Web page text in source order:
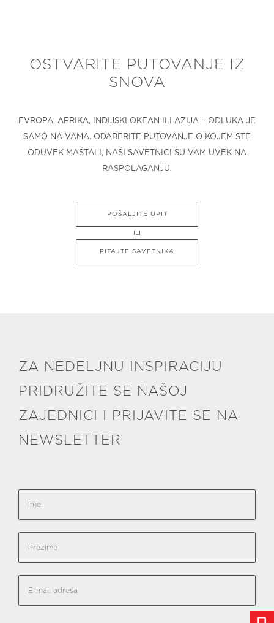
OSTVARITE PUTOVANJE IZ
SNOVA
EVROPA, AFRIKA, INDIJSKI OKEAN ILI AZIJA – ODLUKA JE
SAMO NA VAMA. ODABERITE PUTOVANJE O KOJEM STE
ODUVEK MAŠTALI, NAŠI SAVETNICI SU VAM UVEK NA
RASPOLAGANJU.
POŠALJITE UPIT
ILI
PITAJTE SAVETNIKA
ZA NEDELJNU INSPIRACIJU
PRIDRUŽITE SE NAŠOJ
ZAJEDNICI I PRIJAVITE SE NA
NEWSLETTER